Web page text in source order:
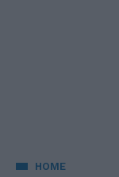
HOME